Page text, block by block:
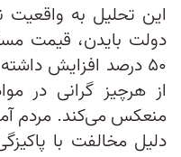
این تحلیل به
۵۰ درصد افزایش
از هرچیز گرانی در
منعکس می‌کند. مردم